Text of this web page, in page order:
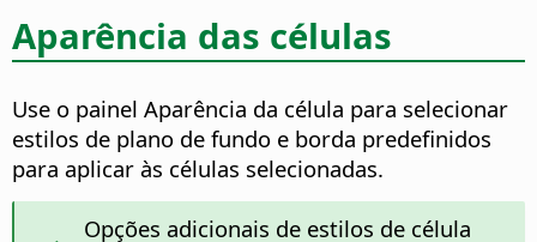
Aparência das células
Use o painel Aparência da célula para selecionar
estilos de plano de fundo e borda predefinidos
para aplicar às células selecionadas.
Opções adicionais de estilos de célula